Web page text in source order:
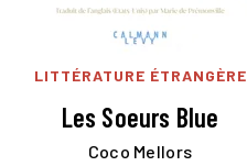
LITTÉRATURE ÉTRANGÈRE
Les Soeurs Blue
Coco Mellors